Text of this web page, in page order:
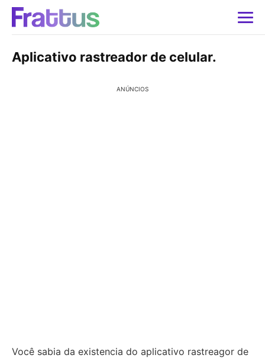
Aplicativo rastreador de celular.
ANÚNCIOS
Você sabia da existencia do aplicativo rastreagor de